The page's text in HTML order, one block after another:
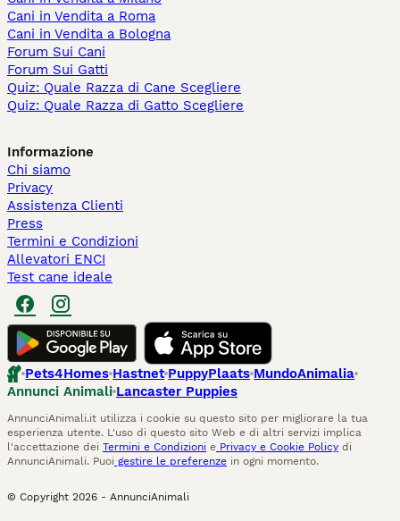
Cani in Vendita a Roma
Cani in Vendita a Bologna
Forum Sui Cani
Forum Sui Gatti
Quiz: Quale Razza di Cane Scegliere
Quiz: Quale Razza di Gatto Scegliere
Informazione
Chi siamo
Privacy
Assistenza Clienti
Press
Termini e Condizioni
Allevatori ENCI
Test cane ideale
Pets4Homes Hastnet PuppyPlaats MundoAnimalia
Annunci Animali Lancaster Puppies
AnnunciAnimali.it utilizza i cookie su questo sito per migliorare la tua
esperienza utente. L'uso di questo sito Web e di altri servizi implica
l'accettazione dei Termini e Condizioni e Privacy e Cookie Policy di
AnnunciAnimali. Puoi gestire le preferenze in ogni momento.
© Copyright 2026 - AnnunciAnimali